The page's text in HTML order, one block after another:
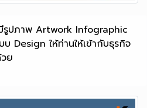
ปภาพ Artwork Infographic
Design ให้ท่านให้เข้ากับธุรกิจ
ย